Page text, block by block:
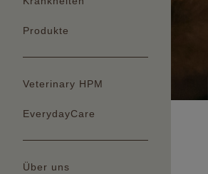
Produkte
Veterinary HPM
EverydayCare
Über uns